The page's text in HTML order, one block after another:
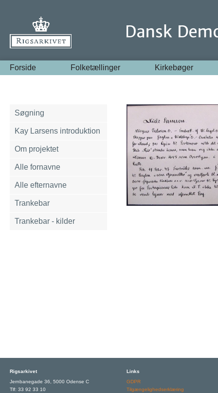
Forside Folketællinger Kirkebøger
Søgning
Kay Larsens introduktion
Om projektet
Alle fornavne
Alle efternavne
Trankebar
Trankebar - kilder
Rigsarkivet
Jernbanegade 36, 5000 Odense C
Tlf: 33 92 33 10
Links
GDPR
Tilgængelighedserklæring